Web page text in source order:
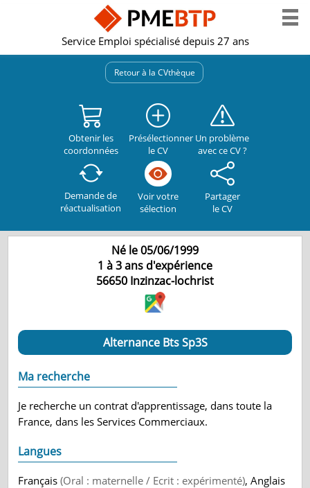
Service Emploi spécialisé depuis 27 ans
Retour à la CVthèque
Obtenir les
coordonnées
Présélectionner
le CV
Un problème
avec ce CV ?
Demande de
réactualisation
Voir votre
sélection
Partager
le CV
Né le 05/06/1999
1 à 3 ans d'expérience
56650 Inzinzac-lochrist
Alternance Bts Sp3S
Ma recherche
Je recherche un contrat d'apprentissage, dans toute la
France, dans les Services Commerciaux.
Langues
Français(Oral : maternelle / Ecrit : expérimenté), Anglais